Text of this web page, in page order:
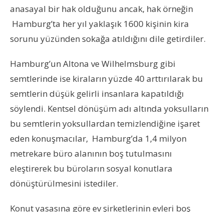
anasayal bir hak olduğunu ancak, hak örneğin
Hamburg’ta her yıl yaklaşık 1600 kişinin kira
sorunu yüzünden sokağa atıldığını dile getirdiler.
Hamburg’un Altona ve Wilhelmsburg gibi
semtlerinde ise kiraların yüzde 40 arttırılarak bu
semtlerin düşük gelirli insanlara kapatıldığı
söylendi. Kentsel dönüşüm adı altında yoksulların
bu semtlerin yoksullardan temizlendiğine işaret
eden konuşmacılar, Hamburg’da 1,4 milyon
metrekare büro alanının boş tutulmasını
eleştirerek bu büroların sosyal konutlara
dönüştürülmesini istediler.
Konut yasasına göre ev şirketlerinin evleri boş